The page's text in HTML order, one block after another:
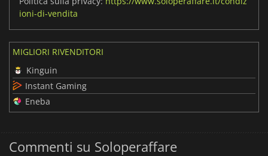
ioni-di-vendita
MIGLIORI RIVENDITORI
Kinguin
Instant Gaming
Eneba
Commenti su Soloperaffare